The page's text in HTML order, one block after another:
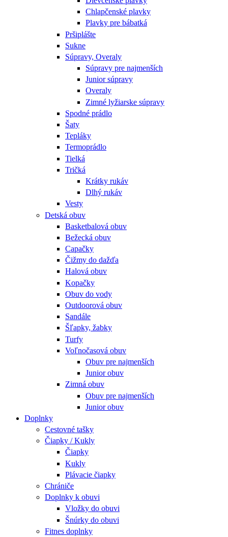
Chlapčenské plavky
Plavky pre bábatká
Pršiplášte
Sukne
Súpravy, Overaly
Súpravy pre najmenších
Junior súpravy
Overaly
Zimné lyžiarske súpravy
Spodné prádlo
Šaty
Tepláky
Termoprádlo
Tielká
Tričká
Krátky rukáv
Dlhý rukáv
Vesty
Detská obuv
Basketbalová obuv
Bežecká obuv
Capačky
Čižmy do dažďa
Halová obuv
Kopačky
Obuv do vody
Outdoorová obuv
Sandále
Šľapky, žabky
Turfy
Voľnočasová obuv
Obuv pre najmenších
Junior obuv
Zimná obuv
Obuv pre najmenších
Junior obuv
Doplnky
Cestovné tašky
Čiapky / Kukly
Čiapky
Kukly
Plávacie čiapky
Chrániče
Doplnky k obuvi
Vložky do obuvi
Šnúrky do obuvi
Fitnes doplnky